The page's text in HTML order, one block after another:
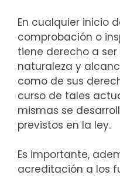
En cualquier inicio
comprobación o
tiene derecho a
naturaleza y
como de sus
curso de tales
mismas se
previstos en la ley.
Es importante,
acreditación a los